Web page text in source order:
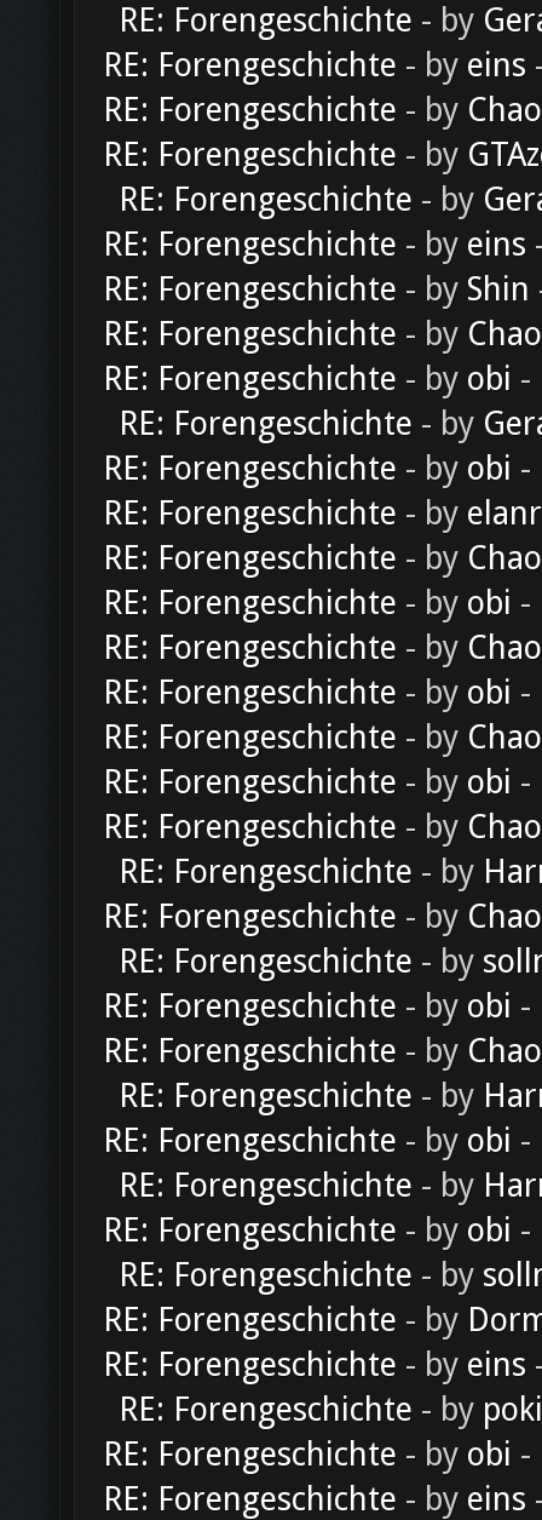
RE: Forengeschichte - by
RE: Forengeschichte - by eins
RE: Forengeschichte - by
RE: Forengeschichte - by
RE: Forengeschichte - by
RE: Forengeschichte - by eins
RE: Forengeschichte - by Shin
RE: Forengeschichte - by
RE: Forengeschichte - by obi -
RE: Forengeschichte - by
RE: Forengeschichte - by obi -
RE: Forengeschichte - by
RE: Forengeschichte - by
RE: Forengeschichte - by obi -
RE: Forengeschichte - by
RE: Forengeschichte - by obi -
RE: Forengeschichte - by
RE: Forengeschichte - by obi -
RE: Forengeschichte - by
RE: Forengeschichte - by
RE: Forengeschichte - by
RE: Forengeschichte - by
RE: Forengeschichte - by obi -
RE: Forengeschichte - by
RE: Forengeschichte - by
RE: Forengeschichte - by obi -
RE: Forengeschichte - by
RE: Forengeschichte - by obi -
RE: Forengeschichte - by
RE: Forengeschichte - by
RE: Forengeschichte - by eins
RE: Forengeschichte - by
RE: Forengeschichte - by obi -
RE: Forengeschichte - by eins